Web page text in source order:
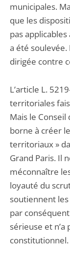
municipales.
que les
pas
a été
dirigée contre
L’article L.
territoriales
Mais le Conseil
borne à créer
territoriaux »
Grand Paris. Il
méconnaître
loyauté du
soutiennent les
par
sérieuse et n’a
constitutionnel.